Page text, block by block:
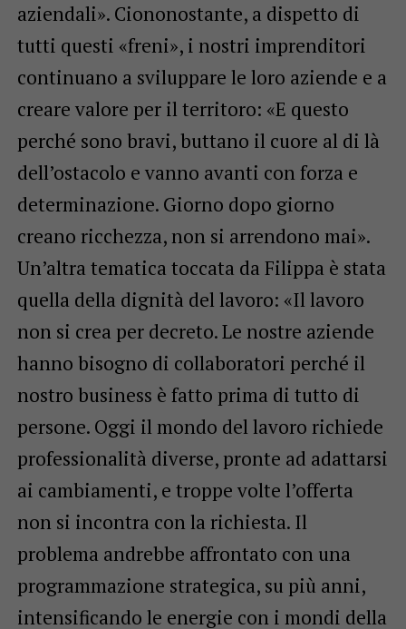
aziendali». Ciononostante, a dispetto di
tutti questi «freni», i nostri imprenditori
continuano a sviluppare le loro aziende e a
creare valore per il territoro: «E questo
perché sono bravi, buttano il cuore al di là
dell’ostacolo e vanno avanti con forza e
determinazione. Giorno dopo giorno
creano ricchezza, non si arrendono mai».
Un’altra tematica toccata da Filippa è stata
quella della dignità del lavoro: «Il lavoro
non si crea per decreto. Le nostre aziende
hanno bisogno di collaboratori perché il
nostro business è fatto prima di tutto di
persone. Oggi il mondo del lavoro richiede
professionalità diverse, pronte ad adattarsi
ai cambiamenti, e troppe volte l’offerta
non si incontra con la richiesta. Il
problema andrebbe affrontato con una
programmazione strategica, su più anni,
intensificando le energie con i mondi della